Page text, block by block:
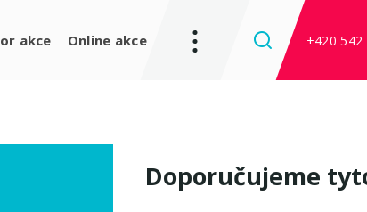
akce Online akce +420 542
Doporučujeme